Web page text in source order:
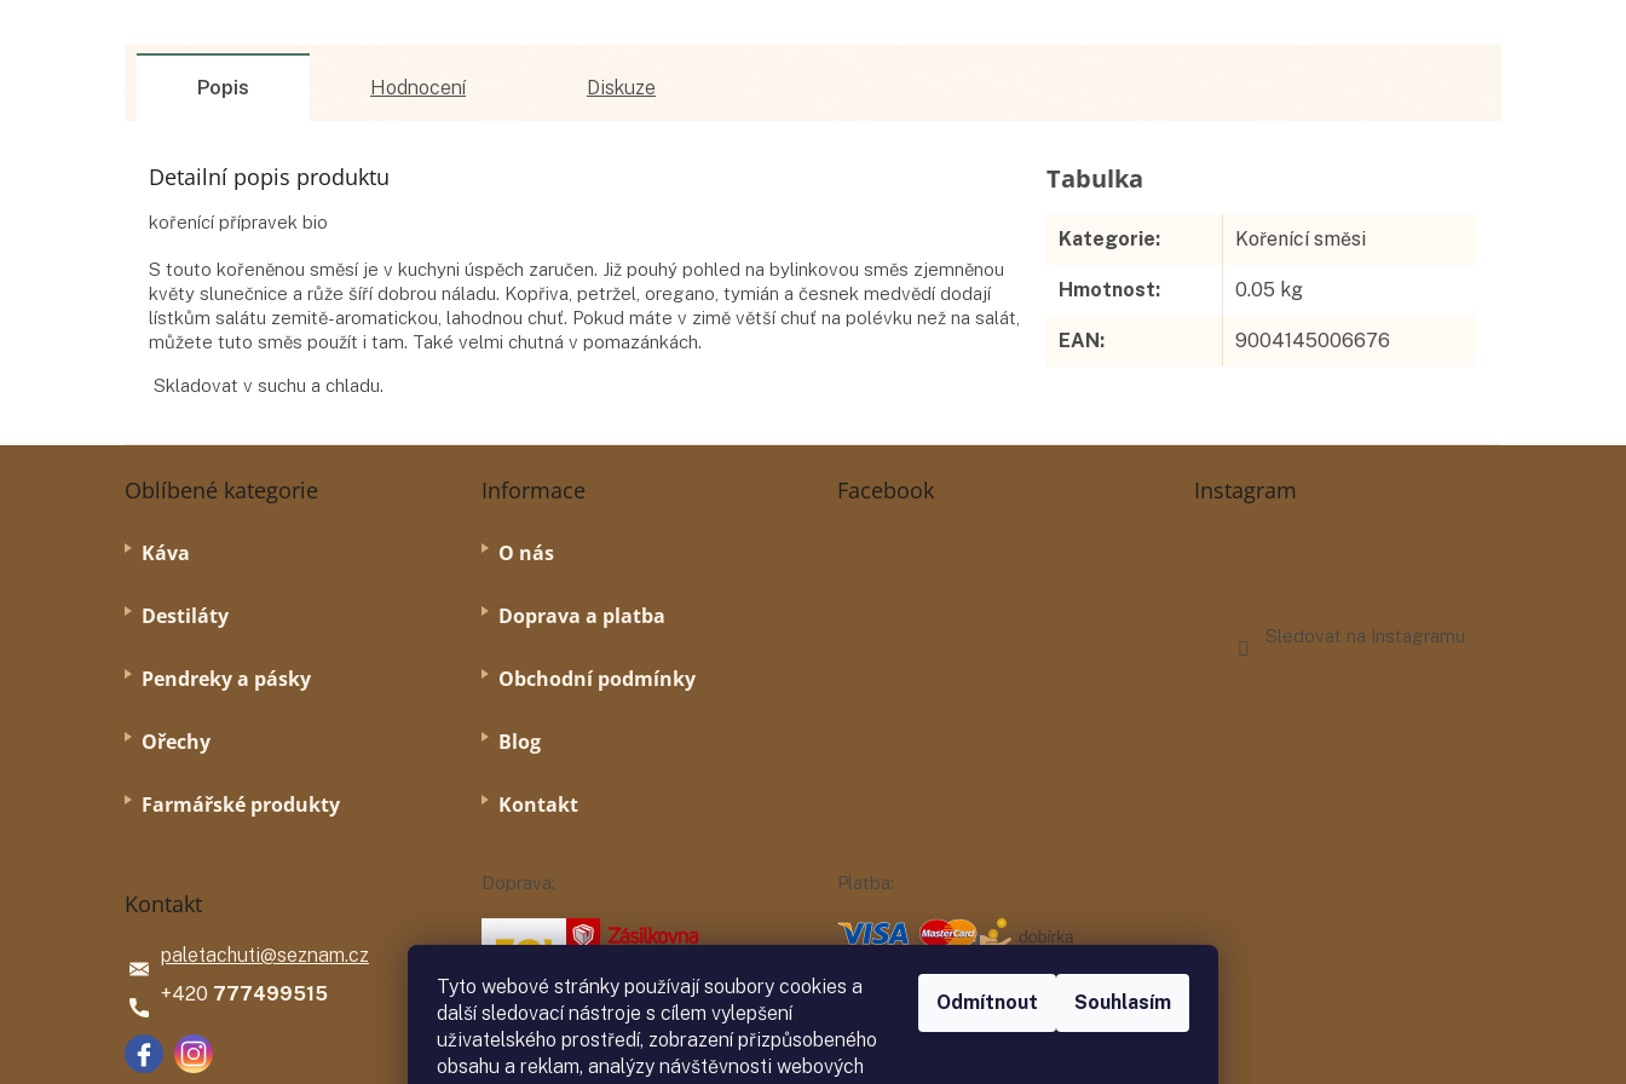
Tyto webové stránky používají soubory cookies a
další sledovací nástroje s cílem vylepšení
uživatelského prostředí, zobrazení přizpůsobeného
obsahu a reklam, analýzy návštěvnosti webových
Odmítnout Souhlasím
Popis Hodnocení Diskuze
Detailní popis produktu
kořenící přípravek bio
S touto kořeněnou směsí je v kuchyni úspěch zaručen. Již pouhý pohled na bylinkovou směs zjemněnou
květy slunečnice a růže šíří dobrou náladu. Kopřiva, petržel, oregano, tymián a česnek medvědí dodají
lístkům salátu zemitě-aromatickou, lahodnou chuť. Pokud máte v zimě větší chuť na polévku než na salát,
můžete tuto směs použít i tam. Také velmi chutná v pomazánkách.
Skladovat v suchu a chladu.
Kategorie: Kořenící směsi
Hmotnost: 0.05 kg
EAN: 9004145006676
Oblíbené kategorie
Káva
Destiláty
Pendreky a pásky
Ořechy
Farmářské produkty
Informace
O nás
Doprava a platba
Obchodní podmínky
Blog
Kontakt
Facebook Instagram
Sledovat na Instagramu
Kontakt
paletachuti@seznam.cz
777499515
Doprava: Platba: